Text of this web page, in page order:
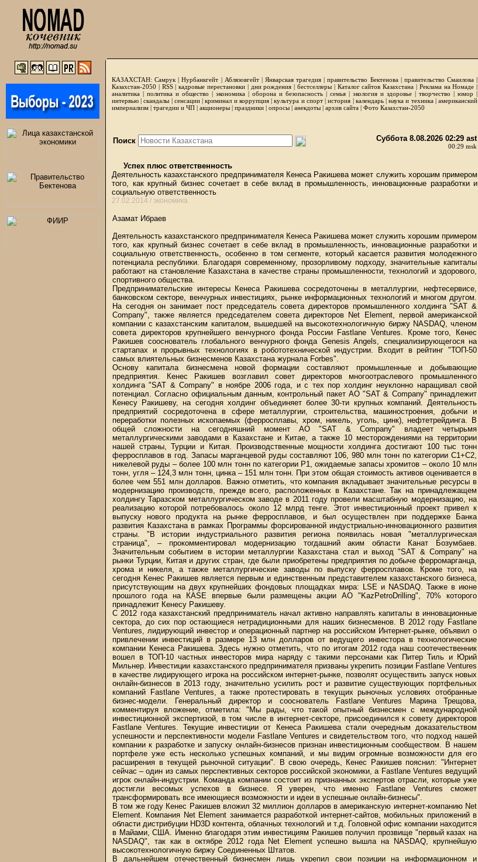
КАЗАХСТАН: Самрук |Нурбанкгейт | Аблязовгейт| Январская трагедия |правительство Бектенова| правительство Смаилова|
Казахстан-2050 | RSS|кадровые перестановки| дни рождения | бестселлеры| Каталог сайтов Казахстана | Реклама на Номаде |
аналитика | политика и общество | экономика | оборона и безопасность | семья | экология и здоровье | творчество | юмор |
интервью |скандалы | сенсации|криминал и коррупция|культура и спорт|история | календарь|наука и техника|американский
империализм | трагедии и ЧП | акционеры | праздники | опросы | анекдоты | архив сайта | Фото Казахстан-2050
Поиск Суббота 8.08.2026 02:29 ast
00:29 msk
Успех плюс ответственность
Деятельность казахстанского предпринимателя Кенеса Ракишева может служить хорошим примером
того, как крупный бизнес сочетает в себе вклад в промышленность, инновационные разработки и
социальную ответственность
27.02.2014 / экономика
Азамат Ибраев
Деятельность казахстанского предпринимателя Кенеса Ракишева может служить хорошим примером
того, как крупный бизнес сочетает в себе вклад в промышленность, инновационные разработки и
социальную ответственность, особенно в том сегменте, который касается развития молодежного
потенциала республики. Благодаря современному, прозорливому подходу, значительные капиталы
работают на становление Казахстана в качестве страны промышленности, технологий и здорового,
спортивного общества.
Предпринимательские интересы Кенеса Ракишева сосредоточены в металлургии, нефтесервисе,
банковском секторе, венчурных инвестициях, рынке информационных технологий и многом другом.
На сегодня он занимает пост председатель совета директоров промышленного холдинга "SAT &
Company", также является председателем совета директоров Net Element, первой американской
компании с казахстанским капиталом, вышедшей на высокотехнологичную биржу NASDAQ, членом
совета директоров крупнейшего венчурного фонда России Fastlane Ventures. Кроме того, Кенес
Ракишев сооснователь глобального венчурного фонда Genesis Angels, специализирующегося на
стартапах и прорывных технологиях в робототехнической индустрии. Входит в рейтинг "ТОП-50
самых влиятельных бизнесменов Казахстана журнала Forbes".
Основу капитала бизнесмена новой формации составляют промышленные и добывающие
предприятия. Кенес Ракишев возглавил совет директоров многоотраслевого промышленного
холдинга "SAT & Company" в ноябре 2006 года, и с тех пор холдинг неуклонно наращивал свой
потенциал. Согласно официальным данным, контрольный пакет АО "SAT & Company" принадлежит
Кенесу Ракишеву, на сегодня холдинг объединяет более 30-ти крупных компаний. Деятельность
предприятий сосредоточена в сфере металлургии, строительства, машиностроения, добычи и
переработки полезных ископаемых (ферросплавы, хром, никель, уголь, цинк), нефтетрейдинга. В
общей сложности на сегодняшний момент АО "SAT & Company" владеет четырьмя
металлургическими заводами в Казахстане и Китае, а также 10 месторождениями на территории
нашей страны, Турции и Китая. Производственные мощности холдинга достигают 100 тыс тонн
ферросплавов в год. Запасы марганцевой руды составляют 106, 980 млн тонн по категории С1+С2,
никелевой руды – более 100 млн тонн по категории Р1, ожидаемые запасы хромитов – около 10 млн
тонн, угля – 124,3 млн тонн, цинка – 151 млн тонн. При этом общая стоимость активов оценивается в
более чем 551 млн долларов. Важно отметить, что компания вкладывает значительные ресурсы в
модернизацию производств, прежде всего, расположенных в Казахстане. Так на принадлежащем
холдингу Таразском металлургическом заводе в 2011 году провели масштабную модернизацию, на
реализацию которой потребовалось около 12 млрд тенге. Этот инвестиционный проект привел к
выпуску нового продукта на рынке ферросплавов, и был осуществлен при поддержке Банка
развития Казахстана в рамках Программы форсированной индустриально-инновационного развития
страны. "В истории индустриального развития региона появилась новая "металлургическая
страница", – прокомментировал модернизацию тогдашний аким области Канат Бозумбаев.
Значительным событием в истории металлургии Казахстана стал и выход "SAT & Company" на
рынки Турции, Китая и других стран, где были приобретены предприятия по добыче ферромарганца,
хрома и никеля, а также металлургические заводы по выпуску ферросплавов. Кроме того, на
сегодня Кенес Ракишев является первым и единственным представителем казахстанского бизнеса,
присутствующим на двух крупнейших фондовых площадках мира: LSE и NASDAQ. Также в июне
прошлого года на КASE впервые были размещены акции АО "KazPetroDrilling", 70% которого
принадлежит Кенесу Ракишеву.
С 2012 года казахстанский предприниматель начал активно направлять капиталы в инновационные
сектора, до сих пор остающиеся нетрадиционными для наших бизнесменов. В 2012 году Fastlane
Ventures, лидирующий инвестор и операционный партнер на российском Интернет-рынке, объявил о
привлечении инвестиций в размере 13 млн долларов от ведущего инвестора в технологические
компании Кенеса Ракишева. Здесь нужно отметить, что по итогам 2012 года наш соотечественник
вошел в ТОП-10 частных инвесторов мира наряду с такими персонами как Питер Тиль и Юрий
Мильнер. Инвестиции казахстанского предпринимателя призваны укрепить позиции Fastlane Ventures
в качестве лидирующего игрока на российском интернет-рынке, позволят осуществить запуск новых
онлайн-бизнесов в 2013 году, значительно усилить рост и развитие существующих портфельных
компаний Fastlane Ventures, а также протестировать в текущих рыночных условиях отобранные
бизнес-модели. Генеральный директор и сооснователь Fastlane Ventures Марина Трещова,
комментируя вложение, отметила: "Мы рады, что такой опытный бизнесмен с международной
инвестиционной экспертизой, в том числе в интернет-секторе, присоединился к совету директоров
Fastlane Ventures. Текущие инвестиции от Кенеса Ракишева стали очередным доказательством
успешности и перспективности модели Fastlane Ventures и свидетельством того, что подход нашей
компании к разработке и запуску онлайн-бизнесов признан инвестиционным сообществом. В нашем
портфеле уже есть несколько успешных компаний, и мы видим огромные возможности для его
расширения в текущей рыночной ситуации". В свою очередь, Кенес Ракишев пояснил: "Интернет
сейчас – один из самых перспективных секторов российской экономики, а Fastlane Ventures ведущий
игрок онлайн-индустрии. Команда компании состоит из признанных экспертов отрасли, которые уже
достигли весомых успехов в бизнесе. Я уверен, что именно Fastlane Ventures сможет
трансформировать все имеющиеся возможности и идеи в успешные онлайн-бизнесы".
В том же году Кенес Ракишев вложил 32 миллион долларов в американскую интернет-компанию Net
Element. Компания Net Element занимается разработкой интернет-сайтов, мобильных приложений в
области дистрибуции HD3D контента, облачных технологий и т.д. Головной офис компании находится
в Майами, США. Именно благодаря этим инвестициям Ракишев получил прозвище "первый казах на
NASDAQ", так как в октябре 2012 года Net Element успешно вышла на NASDAQ, крупнейшую
высокотехнологичную биржу Соединенных Штатов.
В дальнейшем отечественный бизнесмен лишь укрепил свои позиции на информационном и